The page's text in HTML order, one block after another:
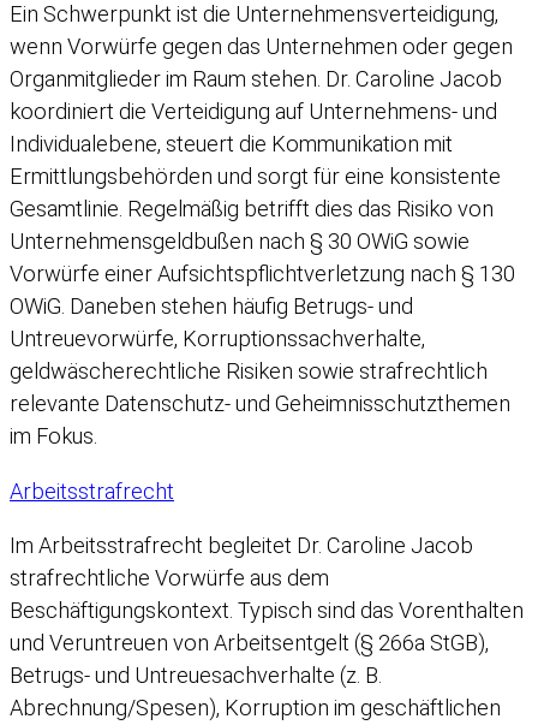
Ein Schwerpunkt ist die Unternehmensverteidigung,
wenn Vorwürfe gegen das Unternehmen oder gegen
Organmitglieder im Raum stehen. Dr. Caroline Jacob
koordiniert die Verteidigung auf Unternehmens- und
Individualebene, steuert die Kommunikation mit
Ermittlungsbehörden und sorgt für eine konsistente
Gesamtlinie. Regelmäßig betrifft dies das Risiko von
Unternehmensgeldbußen nach § 30 OWiG sowie
Vorwürfe einer Aufsichtspflichtverletzung nach § 130
OWiG. Daneben stehen häufig Betrugs- und
Untreuevorwürfe, Korruptionssachverhalte,
geldwäscherechtliche Risiken sowie strafrechtlich
relevante Datenschutz- und Geheimnisschutzthemen
im Fokus.
Arbeitsstrafrecht
Im Arbeitsstrafrecht begleitet Dr. Caroline Jacob
strafrechtliche Vorwürfe aus dem
Beschäftigungskontext. Typisch sind das Vorenthalten
und Veruntreuen von Arbeitsentgelt (§ 266a StGB),
Betrugs- und Untreuesachverhalte (z. B.
Abrechnung/Spesen), Korruption im geschäftlichen